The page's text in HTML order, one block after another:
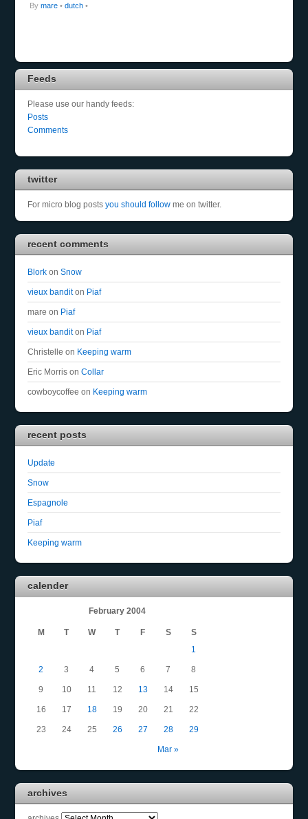
By mare• dutch•
Feeds
Please use our handy feeds:
Posts
Comments
twitter
For micro blog postsyou should follow me on twitter.
recent comments
Blork onSnow
vieux banditon Piaf
mare on Piaf
vieux banditon Piaf
Christelle on Keeping warm
Eric Morris onCollar
cowboycoffee on Keeping warm
recent posts
Update
Snow
Espagnole
Piaf
Keeping warm
calender
February 2004
M T W T F S S
Mar »
1
2 3 4 5 6 7 8
9 10 11 12 13 14 15
16 17 18 19 20 21 22
23 24 25 26 27 28 29
archives